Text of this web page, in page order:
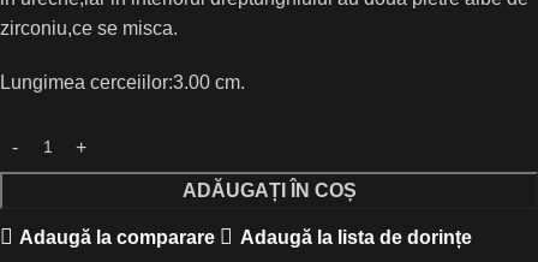
zirconiu,ce se misca.
Lungimea cerceiilor:3.00 cm.
ADĂUGAȚI ÎN COȘ
Adaugă la comparare Adaugă la lista de dorințe